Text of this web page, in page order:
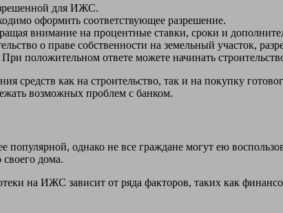
для ИЖС.
оформить соответствующее разрешение.
внимание на процентные ставки, сроки и
о праве собственности на земельный участок,
положительном ответе можете начинать
как на строительство, так и на покупку
возможных проблем с банком.
однако не все граждане могут ею
дома.
на ИЖС зависит от ряда факторов, таких как